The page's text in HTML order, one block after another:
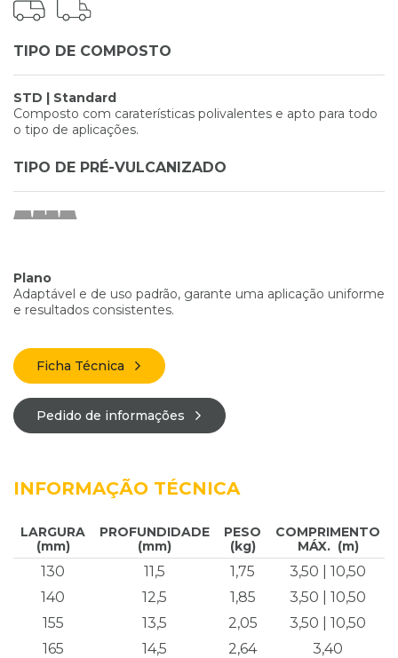
TIPO DE COMPOSTO
STD | Standard
Composto com caraterísticas polivalentes e apto para todo
o tipo de aplicações.
TIPO DE PRÉ-VULCANIZADO
Plano
Adaptável e de uso padrão, garante uma aplicação uniforme
e resultados consistentes.
Ficha Técnica
Pedido de informações
INFORMAÇÃO TÉCNICA
LARGURA
(mm)
PROFUNDIDADE
(mm)
PESO
(kg)
COMPRIMENTO
MÁX. (m)
130 11,5 1,75
3,50 | 10,50
140
12,5 1,85
3,50 | 10,50
155
13,5 2,05
3,50 | 10,50
165
14,5 2,64
3,40